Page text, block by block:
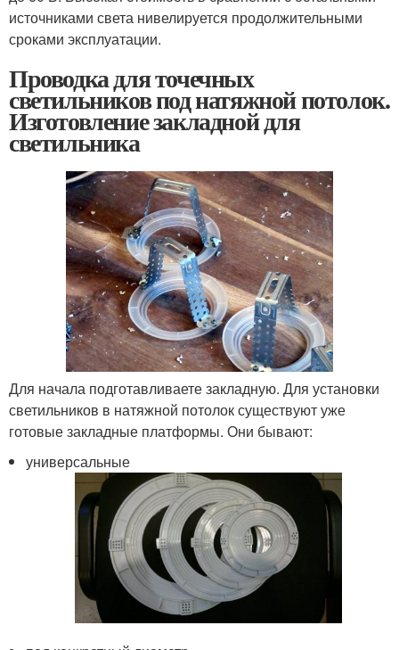
источниками света нивелируется продолжительными
сроками эксплуатации.
Проводка для точечных
светильников под натяжной потолок.
Изготовление закладной для
светильника
Для начала подготавливаете закладную. Для установки
светильников в натяжной потолок существуют уже
готовые закладные платформы. Они бывают:
универсальные